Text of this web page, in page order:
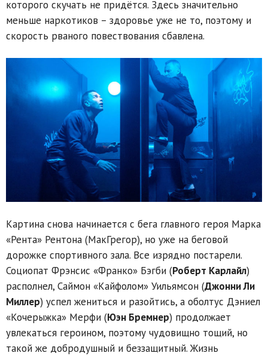
которого скучать не придётся. Здесь значительно
меньше наркотиков – здоровье уже не то, поэтому и
скорость рваного повествования сбавлена.
Картина снова начинается с бега главного героя Марка
«Рента» Рентона (МакГрегор), но уже на беговой
дорожке спортивного зала. Все изрядно постарели.
Социопат Фрэнсис «Франко» Бэгби (Роберт Карлайл)
располнел, Саймон «Кайфолом» Уильямсон (Джонни Ли
Миллер) успел жениться и разойтись, а оболтус Дэниел
«Кочерыжка» Мерфи (Юэн Бремнер) продолжает
увлекаться героином, поэтому чудовищно тощий, но
такой же добродушный и беззащитный. Жизнь